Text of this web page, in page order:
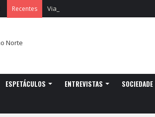
Recentes Viagem Medieval: “O Discurso do
ESPETÁCULOS ENTREVISTAS SOCIEDADE